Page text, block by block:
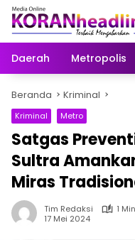
Langsung
konten
Daerah
Metropolis
Beranda Kriminal
Kriminal Metro
Satgas
Sultra
Miras
Tim Redaksi
1
17 Mei 2024